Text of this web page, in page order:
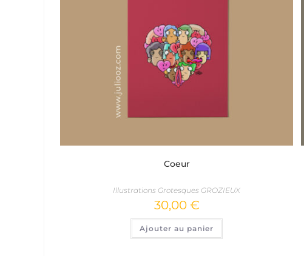
Coeur
Illustrations Grotesques GROZIEUX
30,00 €
Ajouter au panier